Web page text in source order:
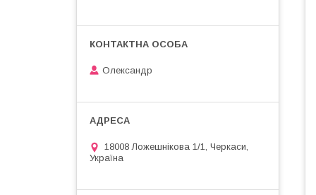
Олександр
18008 Ложешнікова 1/1, Черкаси,
Україна